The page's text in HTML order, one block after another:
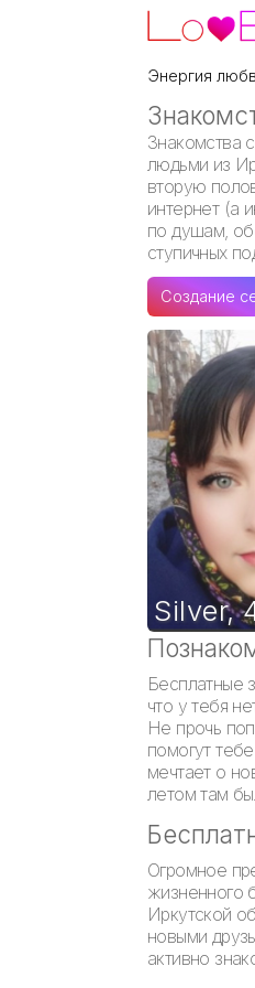
Энергия
Знакомства
людьми из
вторую
интернет (а
по душам,
ступичных
Создание
Silver,
Бесплатные
что у тебя
Не прочь
помогут
мечтает о
летом там
Огромное
жизненного
Иркутской
новыми
активно